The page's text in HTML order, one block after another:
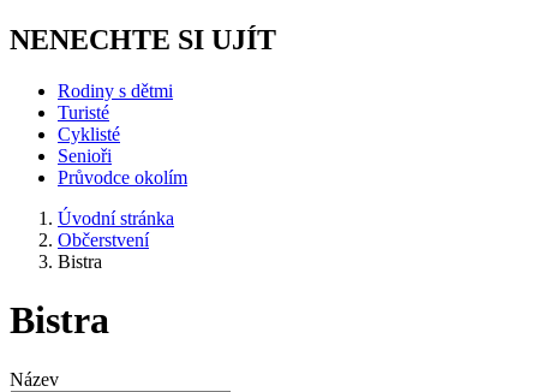
NENECHTE SI UJÍT
Rodiny s dětmi
Turisté
Cyklisté
Senioři
Průvodce okolím
Úvodní stránka
Občerstvení
Bistra
Bistra
Název